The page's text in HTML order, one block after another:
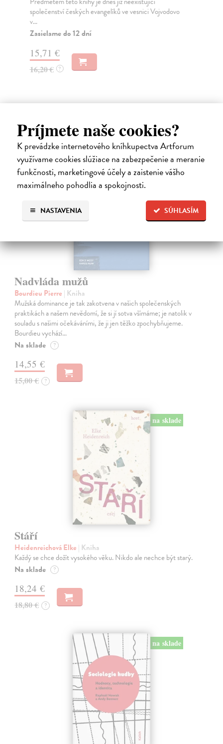
Príjmete naše cookies?
K prevádzke internetového kníhkupectva Artforum
využívame cookies slúžiace na zabezpečenie a meranie
funkčnosti, marketingové účely a zaistenie vášho
maximálneho pohodlia a spokojnosti.
SÚHLASÍM
NASTAVENIA
společenství českých evangelíků ve vesnici Vojvodovo
v...
Zasielame do 12 dní
15,71 €
16,20 € ?
Ďalšie z kategórie sociológia
na sklade
Nadvláda mužů
Bourdieu Pierre | Kniha
Mužská dominance je tak zakotvena v našich společenských
praktikách a našem nevědomí, že si jí sotva všímáme; je natolik v
souladu s našimi očekáváními, že ji jen těžko zpochybňujeme.
Bourdieu vychází…
Na sklade ?
14,55 €
15,00 € ?
na sklade
Stáří
Heidenreichová Elke | Kniha
Každý se chce dožít vysokého věku. Nikdo ale nechce být starý.
Na sklade ?
18,24 €
18,80 € ?
na sklade